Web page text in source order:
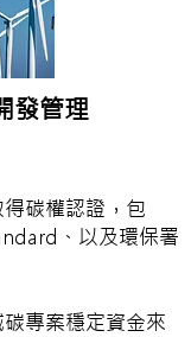
發管理
碳權認證，包
、以及環保署
專案穩定資金來